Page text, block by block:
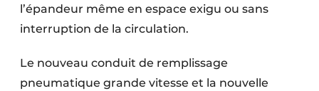
Travaux ferroviaires
l’épandeur même en espace exigu ou sans
interruption de la circulation.
Le nouveau conduit de remplissage
pneumatique grande vitesse et la nouvelle